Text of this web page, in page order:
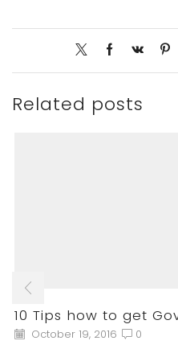
Related posts
10 Tips how to get
October 19, 2016 0